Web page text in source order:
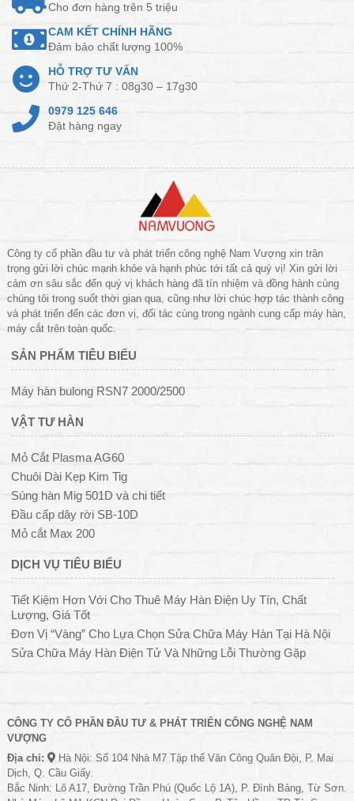
Cho đơn hàng trên 5 triệu
CAM KẾT CHÍNH HÃNG
Đảm bảo chất lượng 100%
HỖ TRỢ TƯ VẤN
Thứ 2-Thứ 7 : 08g30 – 17g30
0979 125 646
Đặt hàng ngay
Công ty cổ phần đầu tư và phát triển công nghệ Nam Vượng xin trân
trọng gửi lời chúc mạnh khỏe và hạnh phúc tới tất cả quý vị! Xin gửi lời
cảm ơn sâu sắc đến quý vị khách hàng đã tín nhiệm và đồng hành cùng
chúng tôi trong suốt thời gian qua, cũng như lời chúc hợp tác thành công
và phát triển đến các đơn vị, đối tác cùng trong ngành cung cấp máy hàn,
máy cắt trên toàn quốc.
SẢN PHẨM TIÊU BIỂU
Máy hàn bulong RSN7 2000/2500
VẬT TƯ HÀN
Mỏ Cắt Plasma AG60
Chuôi Dài Kẹp Kim Tig
Súng hàn Mig 501D và chi tiết
Đầu cấp dây rời SB-10D
Mỏ cắt Max 200
DỊCH VỤ TIÊU BIỂU
Tiết Kiệm Hơn Với Cho Thuê Máy Hàn Điện Uy Tín, Chất
Lượng, Giá Tốt
Đơn Vị “Vàng” Cho Lựa Chọn Sửa Chữa Máy Hàn Tại Hà Nội
Sửa Chữa Máy Hàn Điện Tử Và Những Lỗi Thường Gặp
CÔNG TY CỔ PHẦN ĐẦU TƯ & PHÁT TRIỂN CÔNG NGHỆ NAM
VƯỢNG
Địa chỉ:
Hà Nội: Số 104 Nhà M7 Tập thể Văn Công Quân Đội, P. Mai
Dịch, Q. Cầu Giấy.
Bắc Ninh: Lô A17, Đường Trần Phú (Quốc Lộ 1A), P. Đình Bảng, Từ Sơn.